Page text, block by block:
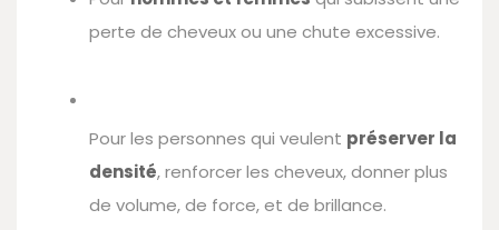
perte de cheveux ou une chute excessive.
Pour les personnes qui veulent préserver la
densité, renforcer les cheveux, donner plus
de volume, de force, et de brillance.